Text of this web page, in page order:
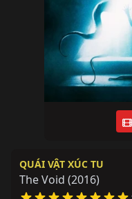
QUÁI VẬT XÚC TU
The Void (2016)